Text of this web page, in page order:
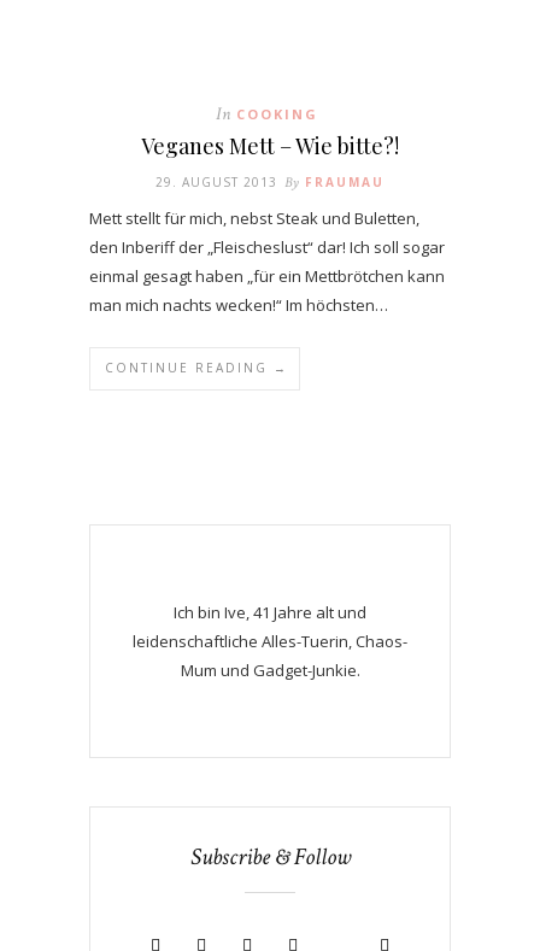
In COOKING
Veganes Mett – Wie bitte?!
29. AUGUST 2013 By FRAUMAU
Mett stellt für mich, nebst Steak und Buletten,
den Inberiff der „Fleischeslust“ dar! Ich soll sogar
einmal gesagt haben „für ein Mettbrötchen kann
man mich nachts wecken!“ Im höchsten…
CONTINUE READING →
Ich bin Ive, 41 Jahre alt und
leidenschaftliche Alles-Tuerin, Chaos-
Mum und Gadget-Junkie.
Subscribe & Follow